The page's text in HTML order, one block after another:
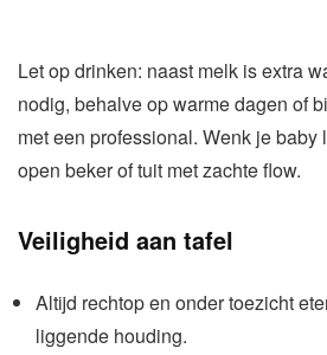
Let op drinken: naast melk is extra
nodig, behalve op warme dagen of
met een professional. Wenk je baby
open beker of tuit met zachte flow.
Veiligheid aan tafel
Altijd rechtop en onder toezicht
liggende houding.